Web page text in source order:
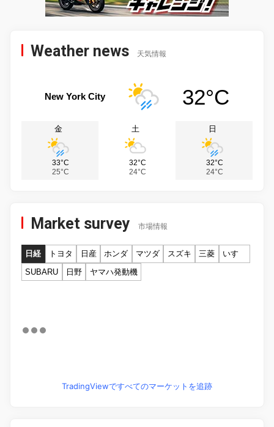
Weather news 天気情報
New York City 32°C
金
33°C
25°C
土
32°C
24°C
日
32°C
24°C
Market survey 市場情報
日経 トヨタ 日産 ホンダ マツダ スズキ 三菱
いすゞ
SUBARU
日野 ヤマハ発動機
TradingViewですべてのマーケットを追跡